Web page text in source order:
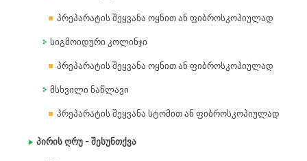
პრეპარატის შეყვანა ოყნით ან ფიბროსკოპიულად
სიგმოიდური კოლინჯი
პრეპარატის შეყვანა ოყნით ან ფიბროსკოპიულად
მსხვილი ნაწლავი
პრეპარატის შეყვანა სტომით ან ფიბროსკოპიულად
პირის ღრუ – შესუნთქვა